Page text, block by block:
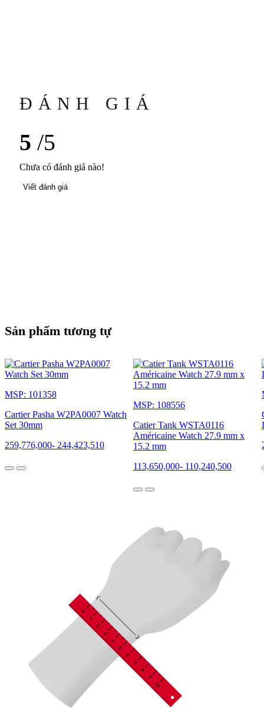
ĐÁNH GIÁ
5 /5
Chưa có đánh giá nào!
Viết đánh giá
Sản phẩm tương tự
MSP: 101358
Cartier Pasha W2PA0007 Watch
Set 30mm
259,776,000- 244,423,510
MSP: 108556
Catier Tank WSTA0116
Américaine Watch 27.9 mm x
15.2 mm
113,650,000- 110,240,500